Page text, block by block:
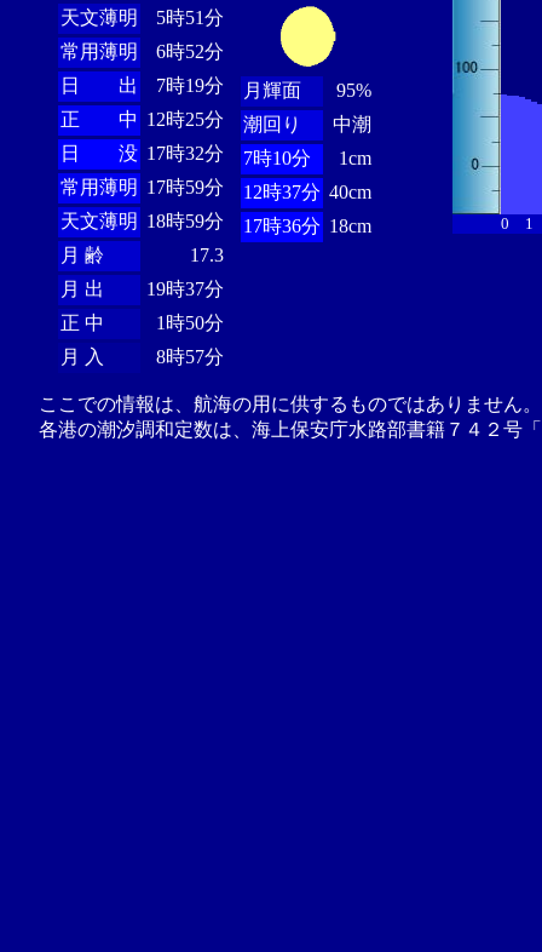
天文薄明
5時51分
常用薄明
6時52分
日 出
7時19分
正 中 12時25分
日 没 17時32分
常用薄明 17時59分
天文薄明 18時59分
月 齢
17.3
月 出
19時37分
正 中
1時50分
月 入
8時57分
月輝面
95%
潮回り
中潮
7時10分
1cm
12時37分 40cm
17時36分 18cm 0 1
ここでの情報は、航海の用に供するものではありません
各港の潮汐調和定数は、海上保安庁水路部書籍７４２号